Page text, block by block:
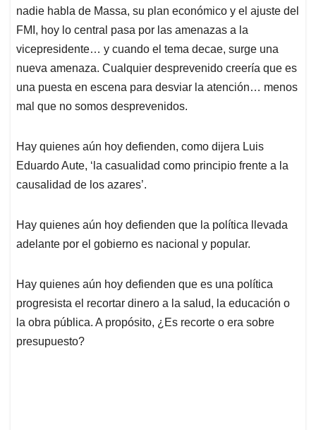
nadie habla de Massa, su plan económico y el ajuste del
FMI, hoy lo central pasa por las amenazas a la
vicepresidente… y cuando el tema decae, surge una
nueva amenaza. Cualquier desprevenido creería que es
una puesta en escena para desviar la atención… menos
mal que no somos desprevenidos.
Hay quienes aún hoy defienden, como dijera Luis
Eduardo Aute, ‘la casualidad como principio frente a la
causalidad de los azares’.
Hay quienes aún hoy defienden que la política llevada
adelante por el gobierno es nacional y popular.
Hay quienes aún hoy defienden que es una política
progresista el recortar dinero a la salud, la educación o
la obra pública. A propósito, ¿Es recorte o era sobre
presupuesto?